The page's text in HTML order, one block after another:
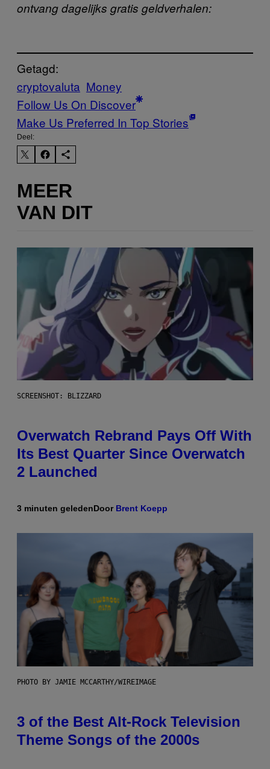
ontvang dagelijks gratis geldverhalen:
Getagd:
cryptovaluta Money
Follow Us On Discover
Make Us Preferred In Top Stories
Deel:
MEER
VAN DIT
SCREENSHOT: BLIZZARD
Overwatch Rebrand Pays Off With
Its Best Quarter Since Overwatch
2 Launched
3 minuten geledenDoor Brent Koepp
PHOTO BY JAMIE MCCARTHY/WIREIMAGE
3 of the Best Alt-Rock Television
Theme Songs of the 2000s